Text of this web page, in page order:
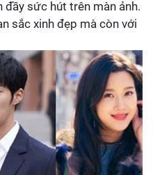
sức hút trên màn ảnh.
sắc xinh đẹp mà còn với